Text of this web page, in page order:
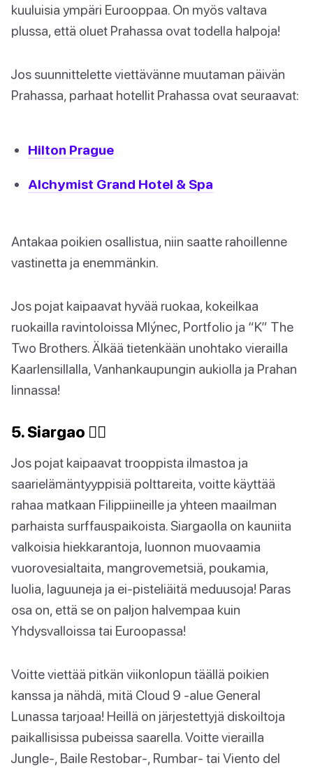
kuuluisia ympäri Eurooppaa. On myös valtava
plussa, että oluet Prahassa ovat todella halpoja!
Jos suunnittelette viettävänne muutaman päivän
Prahassa, parhaat hotellit Prahassa ovat seuraavat:
Hilton Prague
Alchymist Grand Hotel & Spa
Antakaa poikien osallistua, niin saatte rahoillenne
vastinetta ja enemmänkin.
Jos pojat kaipaavat hyvää ruokaa, kokeilkaa
ruokailla ravintoloissa Mlýnec, Portfolio ja “K” The
Two Brothers. Älkää tietenkään unohtako vierailla
Kaarlensillalla, Vanhankaupungin aukiolla ja Prahan
linnassa!
5. Siargao 🏄‍♀️
Jos pojat kaipaavat trooppista ilmastoa ja
saarielämäntyyppisiä polttareita, voitte käyttää
rahaa matkaan Filippiineille ja yhteen maailman
parhaista surffauspaikoista. Siargaolla on kauniita
valkoisia hiekkarantoja, luonnon muovaamia
vuorovesialtaita, mangrovemetsiä, poukamia,
luolia, laguuneja ja ei-pisteliäitä meduusoja! Paras
osa on, että se on paljon halvempaa kuin
Yhdysvalloissa tai Euroopassa!
Voitte viettää pitkän viikonlopun täällä poikien
kanssa ja nähdä, mitä Cloud 9 -alue General
Lunassa tarjoaa! Heillä on järjestettyjä diskoiltoja
paikallisissa pubeissa saarella. Voitte vierailla
Jungle-, Baile Restobar-, Rumbar- tai Viento del